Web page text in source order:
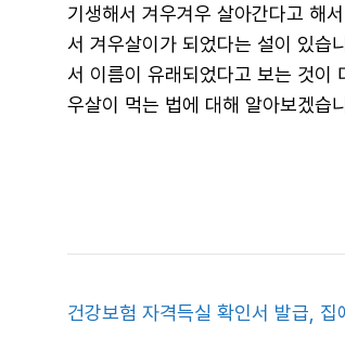
기생해서 겨우겨우 살아간다고 해
서 겨우살이가 되었다는 설이 있습
서 이름이 유래되었다고 보는 것이
우살이 먹는 법에 대해 알아보겠습
건강보험 자격득실 확인서 발급, 집